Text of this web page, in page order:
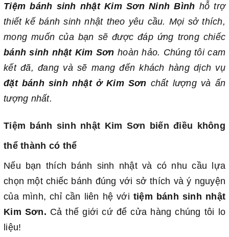
Tiệm bánh sinh nhật Kim Sơn Ninh Bình hỗ trợ
thiết kế bánh sinh nhật theo yêu cầu. Mọi sở thích,
mong muốn của bạn sẽ được đáp ứng trong chiếc
bánh sinh nhật Kim Sơnhoàn hảo. Chúng tôi cam
kết đã, đang và sẽ mang đến khách hàng dịch vụ
đặt bánh sinh nhật ở Kim Sơn chất lượng và ấn
tượng nhất.
Tiệm bánh sinh nhật Kim Sơn biến điều không
thể thành có thể
Nếu bạn thích bánh sinh nhật và có nhu cầu lựa
chọn một chiếc bánh đúng với sở thích và ý nguyện
của mình, chỉ cần liên hệ với tiệm bánh sinh nhật
Kim Sơn. Cả thế giới cứ để cửa hàng chúng tôi lo
liệu!